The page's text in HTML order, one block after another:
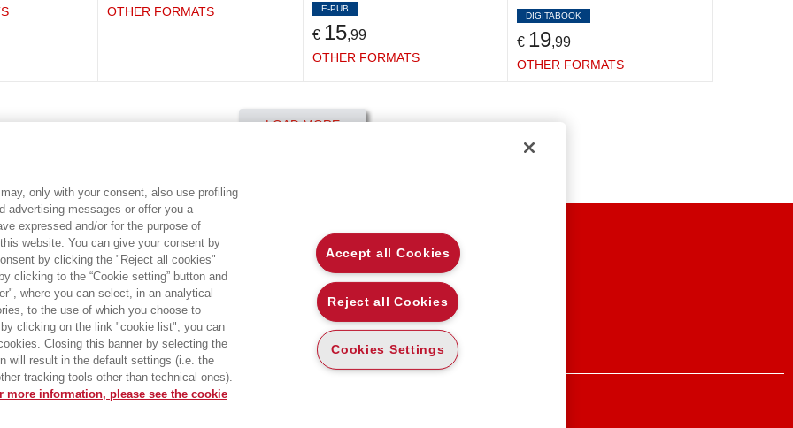
OTHER FORMATS E-PUB
€ 15,99
OTHER FORMATS
DIGITABOOK
€ 19,99
OTHER FORMATS
LOAD MORE
EGEA WORLD
UNIVERSITÀ BOCCONI
SDA BOCCONI SCHOOL OF MANAGEMENT
LEGAL NOTES
PRIVACY
COOKIE POLICY
only with your consent, also use profiling
advertising messages or offer you a
expressed and/or for the purpose of
website. You can give your consent by
by clicking the "Reject all cookies"
clicking to the “Cookie setting” button and
where you can select, in an analytical
to the use of which you choose to
clicking on the link "cookie list", you can
Closing this banner by selecting the
will result in the default settings (i.e. the
tracking tools other than technical ones).
more information, please see the cookie
Accept all Cookies
Reject all Cookies
Cookies Settings